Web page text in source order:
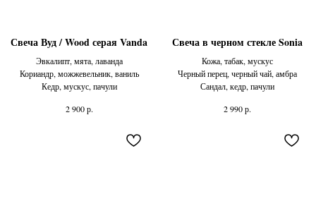
Свеча Вуд / Wood серая Vanda
Эвкалипт, мята, лаванда
Кориандр, можжевельник, ваниль
Кедр, мускус, пачули
2 900 р.
Свеча в черном стекле Sonia
Кожа, табак, мускус
Черный перец, черный чай, амбра
Сандал, кедр, пачули
2 990 р.